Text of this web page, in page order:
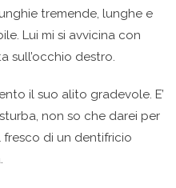
tremende, lunghe e
Lui mi si avvicina con
sull’occhio destro.
il suo alito gradevole. E’
non so che darei per
fresco di un dentifricio